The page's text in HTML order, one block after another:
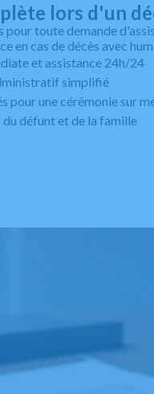
lors d'un
pour toute demande
en cas de décès avec
et assistance 24h/24
simplifié
pour une cérémonie sur
du défunt et de la famille